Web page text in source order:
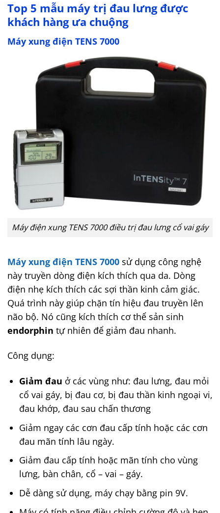
Top 5 mẫu máy trị đau lưng được
khách hàng ưa chuộng
Máy xung điện TENS 7000
Máy điện xung TENS 7000 điều trị đau lưng cổ vai gáy
Máy xung điện TENS 7000 sử dụng công nghệ
này truyền dòng điện kích thích qua da. Dòng
điện nhẹ kích thích các sợi thần kinh cảm giác.
Quá trình này giúp chặn tín hiệu đau truyền lên
não bộ. Nó cũng kích thích cơ thể sản sinh
endorphin tự nhiên để giảm đau nhanh.
Công dụng:
Giảm đau ở các vùng như: đau lưng, đau mỏi
cổ vai gáy, bị đau cơ, bị đau thần kinh ngoại vi,
đau khớp, đau sau chấn thương
Giảm ngay các cơn đau cấp tính hoặc các cơn
đau mãn tính lâu ngày.
Giảm đau cấp tính hoặc mãn tính cho vùng
lưng, bàn chân, cổ – vai – gáy.
Dễ dàng sử dụng, máy chạy bằng pin 9V.